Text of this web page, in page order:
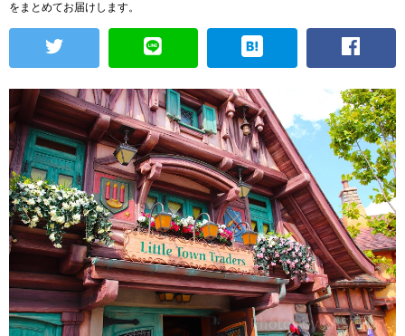
をまとめてお届けします。